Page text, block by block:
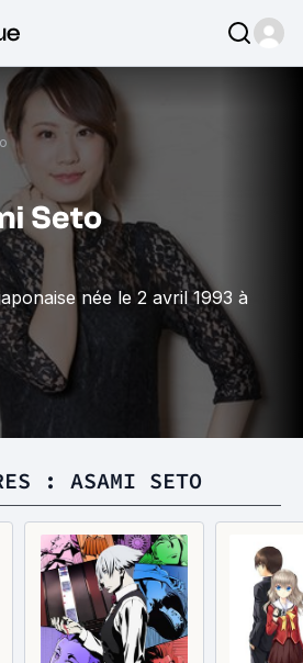
Seto
née le 2 avril 1993 à
: ASAMI SETO